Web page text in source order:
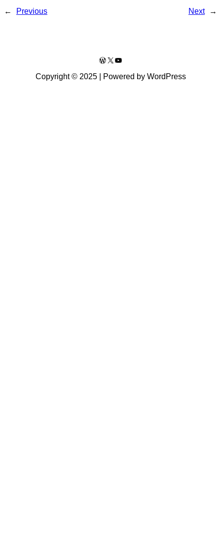
← Previous Next →
WordPress
X YouTube
Copyright © 2025 | Powered by WordPress